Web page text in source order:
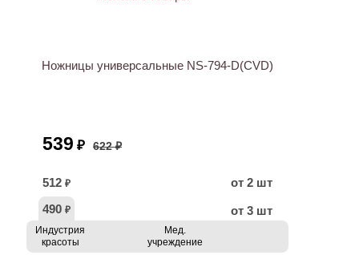
Ножницы универсальные NS-794-D(CVD)
539 ₽ 622 ₽
512 ₽
от 2 шт
490 ₽ от 3 шт
Индустрия
красоты
Мед.
учреждение